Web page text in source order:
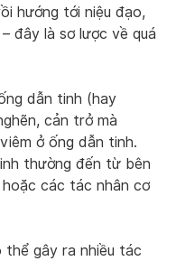
hướng tới niệu đạo,
đây là sơ lược về quá
dẫn tinh (hay
cản trở mà
ở ống dẫn tinh.
thường đến từ bên
hoặc các tác nhân cơ
gây ra nhiều tác